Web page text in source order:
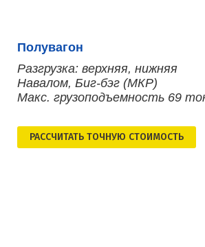
Полувагон
Разгрузка: верхняя, нижняя
Навалом, Биг-бэг (МКР)
Макс. грузоподъемность 69
РАСCЧИТАТЬ ТОЧНУЮ СТОИМОСТЬ